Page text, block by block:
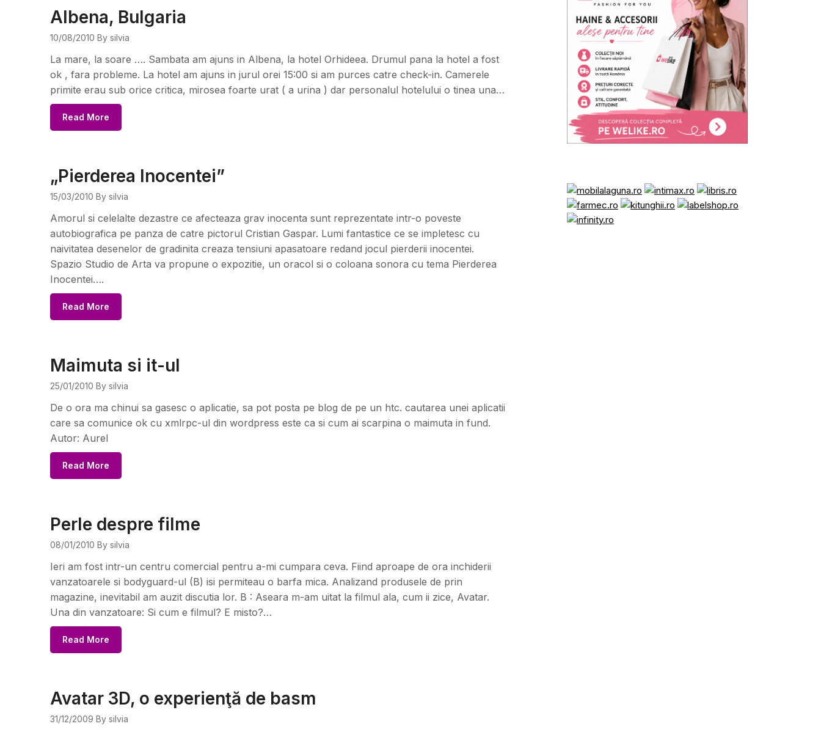
Albena, Bulgaria
10/08/2010 By silvia
La mare, la soare …. Sambata am ajuns in Albena, la hotel Orhideea. Drumul pana la hotel a fost
ok , fara probleme. La hotel am ajuns in jurul orei 15:00 si am purces catre check-in. Camerele
primite erau sub orice critica, mirosea foarte urat ( a urina ) dar personalul hotelului o tinea una…
Read More
„Pierderea Inocentei”
15/03/2010 By silvia
Amorul si celelalte dezastre ce afecteaza grav inocenta sunt reprezentate intr-o poveste
autobiografica pe panza de catre pictorul Cristian Gaspar. Lumi fantastice ce se impletesc cu
naivitatea desenelor de gradinita creaza tensiuni apasatoare redand jocul pierderii inocentei.
Spazio Studio de Arta va propune o expozitie, un oracol si o coloana sonora cu tema Pierderea
Inocentei….
Read More
Maimuta si it-ul
25/01/2010 By silvia
De o ora ma chinui sa gasesc o aplicatie, sa pot posta pe blog de pe un htc. cautarea unei aplicatii
care sa comunice ok cu xmlrpc-ul din wordpress este ca si cum ai scarpina o maimuta in fund.
Autor: Aurel
Read More
Perle despre filme
08/01/2010 By silvia
Ieri am fost intr-un centru comercial pentru a-mi cumpara ceva. Fiind aproape de ora inchiderii
vanzatoarele si bodyguard-ul (B) isi permiteau o barfa mica. Analizand produsele de prin
magazine, inevitabil am auzit discutia lor. B : Aseara m-am uitat la filmul ala, cum ii zice, Avatar.
Una din vanzatoare: Si cum e filmul? E misto?…
Read More
Avatar 3D, o experienţă de basm
31/12/2009 By silvia